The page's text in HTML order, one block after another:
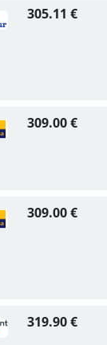
305.11 €
309.00 €
309.00 €
319.90 €